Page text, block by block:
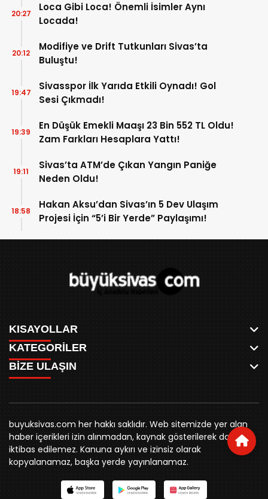
Loca Gibi Loca! Önemli İsimler Aynı
Locada!
20:27
Modifiye ve Drift Tutkunları Sivas’ta
Buluştu!
20:12
Sivasspor İlk Yarıda Etkili Oynadı! Gol
Sesi Çıkmadı!
19:47
En Düşük Emekli Maaşı 23 Bin 552 TL Oldu!
Zam Farkları Hesaplara Yattı!
19:39
Sivas’ta ATM’de Çıkan Yangın Paniğe
Neden Oldu!
19:11
Hakan Aksu’dan Sivas’ın 5 Dev Ulaşım
Projesi İçin “5’i Bir Yerde” Paylaşımı!
18:58
KISAYOLLAR
ANASAYFA
AKSU CANLI
MEYDAN CANLI
MEDRESELER CANLI
MERAKÜM CANLI
YUKARI TEKKE CANLI
KURUMSAL KİMLİK
REKLAM FİYATLARI
BİZE ULAŞIN
KÜNYE
RESMİ İLANLAR
KATEGORİLER
WHATSAPP
SPOR
SİYASET
BELEDİYE
SİVAS VALİLİĞİ
ÜNİVERSİTE
KURUMLAR
STK
YORUM
İLÇELER
BİZE ULAŞIN
0346 221 00 60
buyuksivashaber@gmail.com
Örtülüpınar Mah. İnönü Bulvarı Özkahya Apt. Kat:3 D:7
Sivas
buyuksivas.com her hakkı saklıdır. Web sitemizde yer alan
haber içerikleri izin alınmadan, kaynak gösterilerek dahi
iktibas edilemez. Kanuna aykırı ve izinsiz olarak
kopyalanamaz, başka yerde yayınlanamaz.